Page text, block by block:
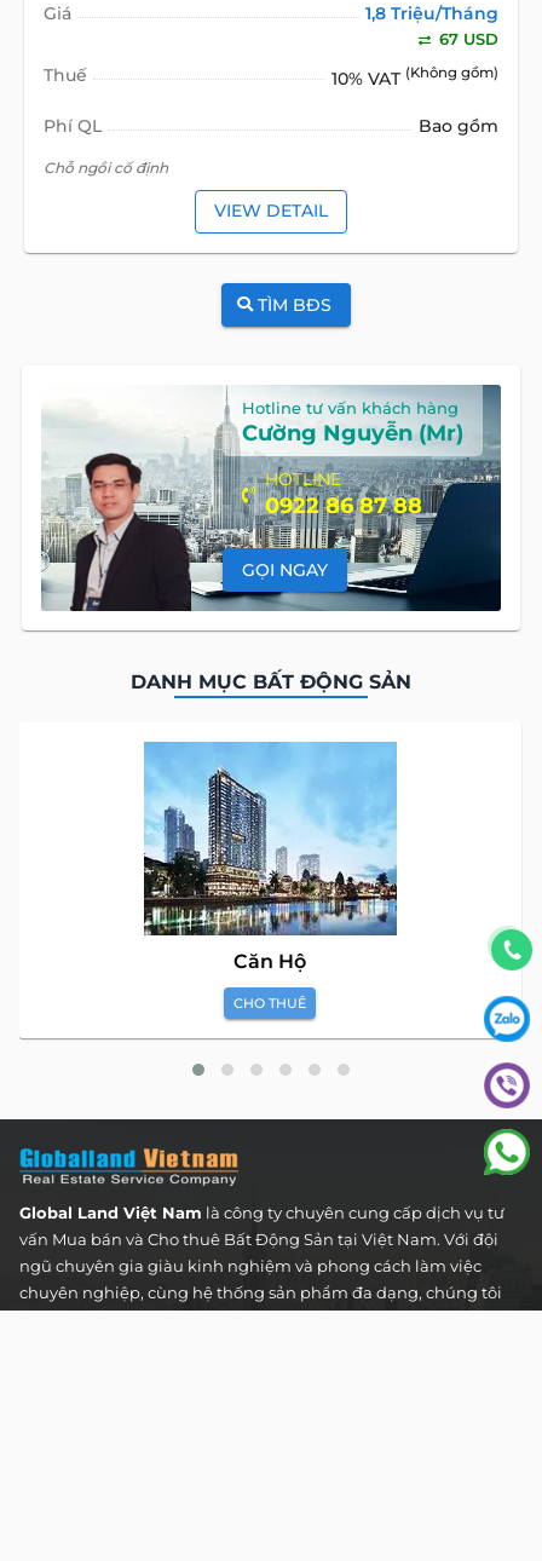
Giá
1,8 Triệu/Tháng
67 USD
Thuế 10% VAT (Không gồm)
Phí QL Bao gồm
Chỗ ngồi cố định
VIEW DETAIL
TÌM BĐS
Hotline tư vấn khách hàng
Cường Nguyễn (Mr)
HOTLINE
0922 86 87 88
GỌI NGAY
DANH MỤC BẤT ĐỘNG SẢN
Căn Hộ
CHO THUÊ
Global Land Việt Nam là công ty chuyên cung cấp dịch vụ tư
vấn Mua bán và Cho thuê Bất Động Sản tại Việt Nam. Với đội
ngũ chuyên gia giàu kinh nghiệm và phong cách làm việc
chuyên nghiệp, cùng hệ thống sản phẩm đa dạng, chúng tôi